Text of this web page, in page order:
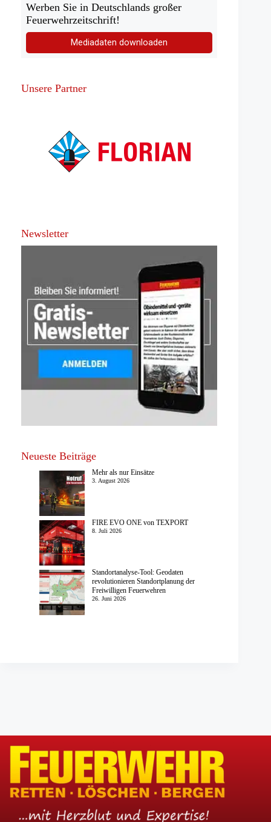
Werben Sie in Deutschlands großer
Feuerwehrzeitschrift!
Mediadaten downloaden
Unsere Partner
Newsletter
Neueste Beiträge
Mehr als nur Einsätze
3. August 2026
FIRE EVO ONE von TEXPORT
8. Juli 2026
Standortanalyse-Tool: Geodaten
revolutionieren Standortplanung der
Freiwilligen Feuerwehren
26. Juni 2026